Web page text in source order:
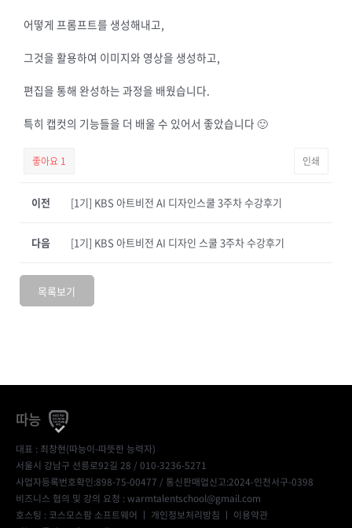
어떻게 프롬프트를 생성해내고,
그것을 활용하여 이미지와 영상을 생성하고,
편집을 통해 완성하는 과정을 배웠습니다.
특히 캡컷의 기능들을 더 배울 수 있어서 좋았습니다 🙂
좋아요 1 인쇄
이전 [1기] KBS 아트비전 AI 디자인스쿨 3주차 수강후기
[1기] KBS 아트비전 AI 디자인 스쿨 3주차 수강후기
다음
목록보기
따능
대표 : 최창현(따능이-따뜻한 능력자)
서울시 강남구 선릉로92길 28 / 010-3236-5271
사업자등록번호확인:898-75-00477 / 통신판매업신고:2024-인천서구-0398
비즈니스 협의 및 강의 요청 : warmtalentschool@gmail.com
호스팅 : 코스모스팜 소프트웨어 ㅣ 개인정보처리방침 ㅣ 이용약관